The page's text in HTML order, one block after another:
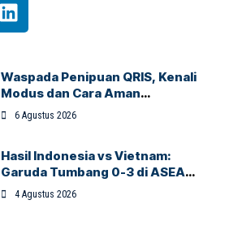
Waspada Penipuan QRIS, Kenali
Modus dan Cara Aman
Bertransaksi
6 Agustus 2026
Hasil Indonesia vs Vietnam:
Garuda Tumbang 0-3 di ASEAN
Hyundai Cup 2026
4 Agustus 2026